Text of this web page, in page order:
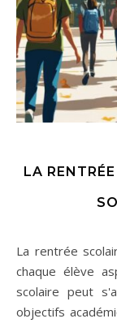
LA
La rentrée scolaire représente une période charnière où
chaque élève
scolaire peut
objectifs